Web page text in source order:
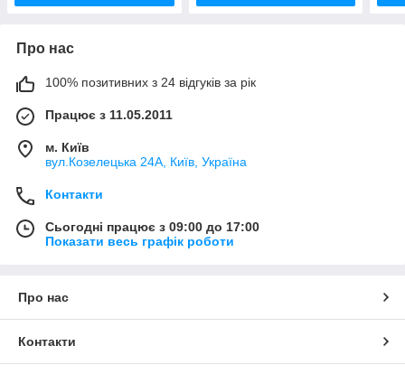
Про нас
100% позитивних з 24 відгуків за рік
Працює з 11.05.2011
м. Київ
вул.Козелецька 24А, Київ, Україна
Контакти
Сьогодні працює з 09:00 до 17:00
Показати весь графік роботи
Про нас
Контакти